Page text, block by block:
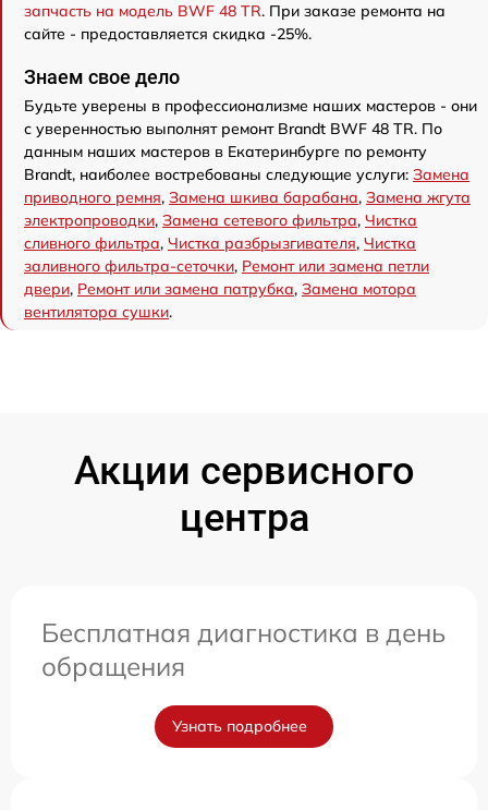
запчасть на модель BWF 48 TR. При заказе ремонта на
сайте - предоставляется скидка -25%.
Знаем свое дело
Будьте уверены в профессионализме наших мастеров - они
с уверенностью выполнят ремонт Brandt BWF 48 TR. По
данным наших мастеров в Екатеринбурге по ремонту
Brandt, наиболее востребованы следующие услуги: Замена
приводного ремня, Замена шкива барабана, Замена жгута
электропроводки, Замена сетевого фильтра, Чистка
сливного фильтра, Чистка разбрызгивателя, Чистка
заливного фильтра-сеточки, Ремонт или замена петли
двери, Ремонт или замена патрубка, Замена мотора
вентилятора сушки.
Акции сервисного
центра
Бесплатная диагностика в день
обращения
Узнать подробнее